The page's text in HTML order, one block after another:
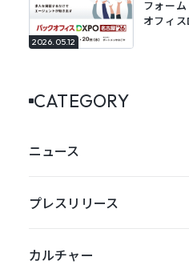
2026.05.12
フォー
オフィ
CATEGORY
ニュース
プレスリリース
カルチャー